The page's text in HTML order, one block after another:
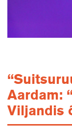
Aardam:
Viljandis